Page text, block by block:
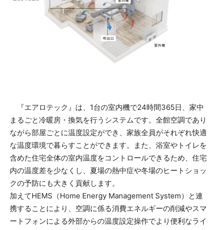
『エアロテック』は、1台の室内機で24時間365日、家中
まるごと冷暖房・換気を行うシステムです。全館空調であり
ながら部屋ごとに温度設定ができ、家族全員がそれぞれ快適
な温度環境で暮らすことができます。また、浴室やトイレを
含めた住宅全体の室内温度をコントロールできるため、住宅
内の温度差を少なくし、夏場の熱中症や冬場のヒートショッ
クの予防にも大きく貢献します。
加えてHEMS（Home Energy Management System）と連
携することにより、空調に係る消費エネルギーの削減やスマ
ートフォンによる外部からの温度設定操作でより便利なライ